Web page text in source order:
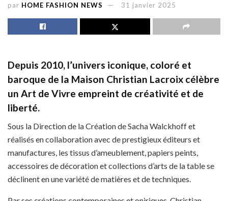
par HOME FASHION NEWS 31 janvier 2025
Depuis 2010, l’univers iconique, coloré et
baroque de la Maison Christian Lacroix célèbre
un Art de Vivre empreint de créativité et de
liberté.
Sous la Direction de la Création de Sacha Walckhoff et
réalisés en collaboration avec de prestigieux éditeurs et
manufactures, les tissus d’ameublement, papiers peints,
accessoires de décoration et collections d’arts de la table se
déclinent en une variété de matières et de techniques.